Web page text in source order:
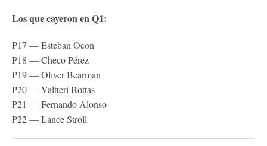
Los que cayeron en Q1:
P17 — Esteban Ocon
P18 — Checo Pérez
P19 — Oliver Bearman
P20 — Valtteri Bottas
P21 — Fernando Alonso
P22 — Lance Stroll